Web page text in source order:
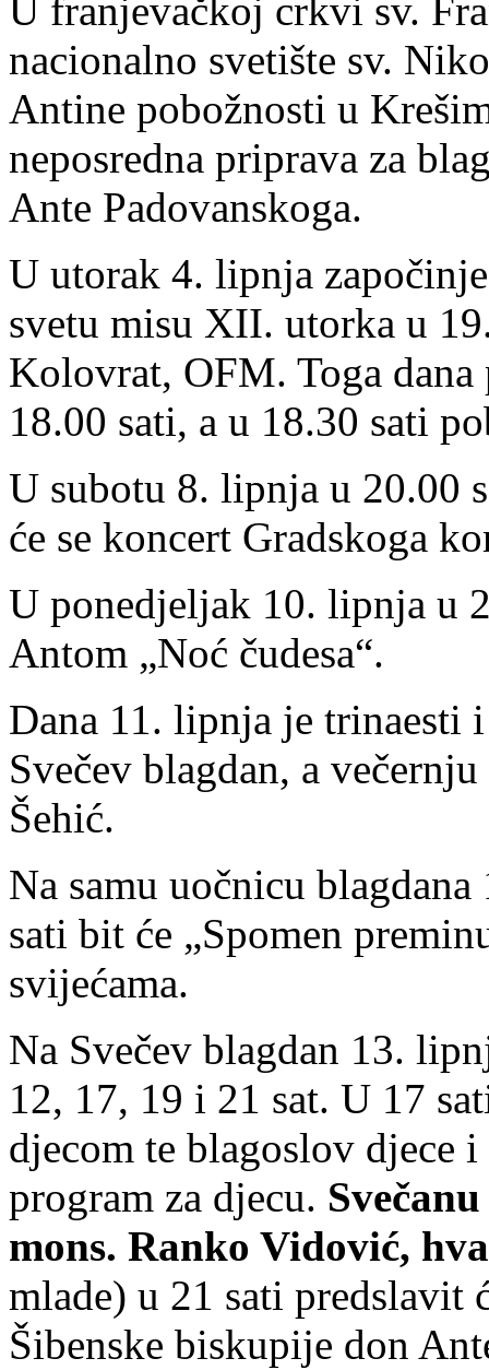
U franjevačkoj crkvi sv.
nacionalno svetište sv.
Antine pobožnosti u
neposredna priprava za
Ante Padovanskoga.
U utorak 4. lipnja
svetu misu XII. utorka u
Kolovrat, OFM. Toga
18.00 sati, a u 18.30 sati
U subotu 8. lipnja u 20.00
će se koncert Gradskoga
U ponedjeljak 10. lipnja u
Antom „Noć čudesa“.
Dana 11. lipnja je trinaesti
Svečev blagdan, a
Šehić.
Na samu uočnicu
sati bit će „Spomen
svijećama.
Na Svečev blagdan 13.
12, 17, 19 i 21 sat. U 17
djecom te blagoslov
program za djecu.
mons. Ranko Vidović,
mlade) u 21 sati predslavit
Šibenske biskupije don